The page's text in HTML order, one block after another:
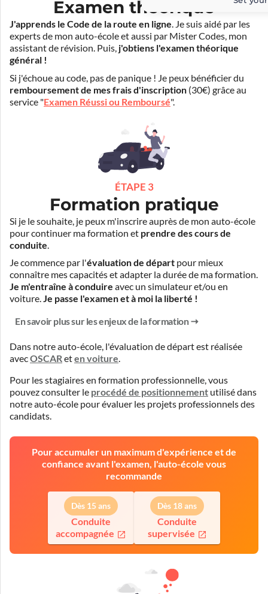
Examen théorique
J'apprends le Code de la route en ligne. Je suis aidé par les
experts de mon auto-école et aussi par Mister Codes, mon
assistant de révision. Puis, j'obtiens l'examen théorique
général !
Si j'échoue au code, pas de panique ! Je peux bénéficier du
remboursement de mes frais d'inscription (30€) grâce au
service "Examen Réussi ou Remboursé".
ÉTAPE 3
Formation pratique
Si je le souhaite, je peux m'inscrire auprès de mon auto-école
pour continuer ma formation et prendre des cours de
conduite.
Je commence par l'évaluation de départ pour mieux
connaître mes capacités et adapter la durée de ma formation.
Je m'entraîne à conduire avec un simulateur et/ou en
voiture.Je passe l'examen et à moi la liberté !
En savoir plus sur les enjeux de la formation
Dans notre auto-école, l'évaluation de départ est réalisée
avecOSCAReten voiture.
Pour les stagiaires en formation professionnelle, vous
pouvez consulter le procédé de positionnement utilisé dans
notre auto-école pour évaluer les projets professionnels des
candidats.
Pour accumuler un maximum d'expérience et de
confiance avant l'examen, l'auto-école vous
recommande
Dès 15 ans
Conduite
accompagnée
Dès 18 ans
Conduite
supervisée